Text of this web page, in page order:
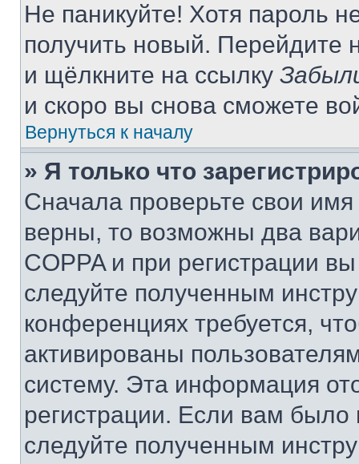
Не паникуйте! Хотя пароль
получить новый. Перейдите
и щёлкните на ссылку
и скоро вы снова сможете
Вернуться к началу
» Я только что
Сначала проверьте свои
верны, то возможны два
COPPA и при регистрации
следуйте полученным
конференциях требуется,
активированы
систему. Эта информация
регистрации. Если вам
следуйте полученным